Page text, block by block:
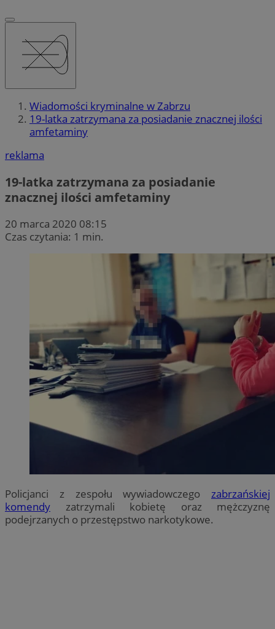
Wiadomości kryminalne w Zabrzu
19-latka zatrzymana za posiadanie znacznej ilości
amfetaminy
reklama
19-latka zatrzymana za posiadanie
znacznej ilości amfetaminy
20 marca 2020 08:15
Czas czytania: 1 min.
Policjanci z zespołu wywiadowczego zabrzańskiej
komendy zatrzymali kobietę oraz mężczyznę
podejrzanych o przestępstwo narkotykowe.